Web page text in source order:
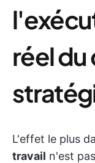
réel
L'effet le plus
travail n'est